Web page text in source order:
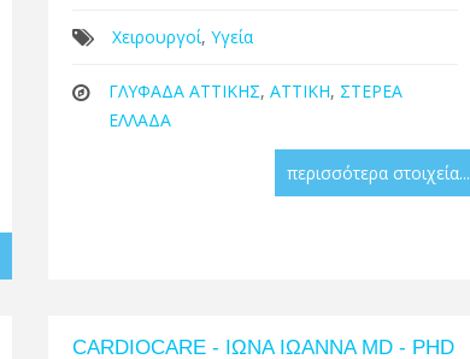
Χειρουργοί, Υγεία
ΓΛΥΦΑΔΑ ΑΤΤΙΚΗΣ, ΑΤΤΙΚΗ, ΣΤΕΡΕΑ
ΕΛΛΑΔΑ
περισσότερα στοιχεία...
CARDIOCARE - ΙΩΝΑ ΙΩΑΝΝΑ MD - PHD